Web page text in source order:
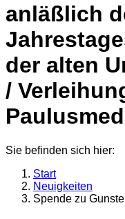
anläßlich
der alten
/
Sie befinden sich hier:
Start
Neuigkeiten
Spende zu